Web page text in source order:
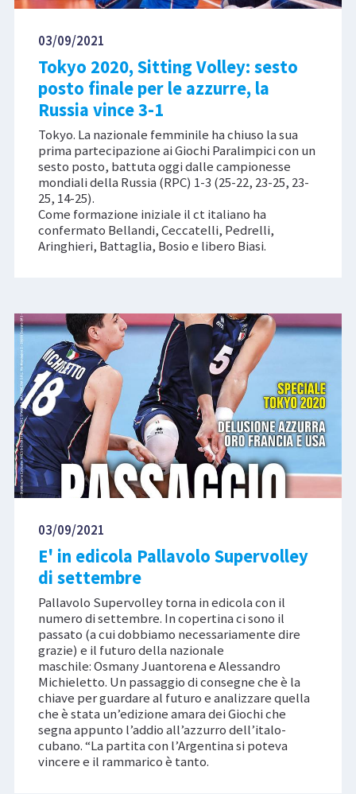
03/09/2021
Tokyo 2020, Sitting Volley: sesto
posto finale per le azzurre, la
Russia vince 3-1
Tokyo. La nazionale femminile ha chiuso la sua
prima partecipazione ai Giochi Paralimpici con un
sesto posto, battuta oggi dalle campionesse
mondiali della Russia (RPC) 1-3 (25-22, 23-25, 23-
25, 14-25).
Come formazione iniziale il ct italiano ha
confermato Bellandi, Ceccatelli, Pedrelli,
Aringhieri, Battaglia, Bosio e libero Biasi.
03/09/2021
E' in edicola Pallavolo Supervolley
di settembre
Pallavolo Supervolley torna in edicola con il
numero di settembre. In copertina ci sono il
passato (a cui dobbiamo necessariamente dire
grazie) e il futuro della nazionale
maschile: Osmany Juantorena e Alessandro
Michieletto. Un passaggio di consegne che è la
chiave per guardare al futuro e analizzare quella
che è stata un’edizione amara dei Giochi che
segna appunto l’addio all’azzurro dell’italo-
cubano. “La partita con l’Argentina si poteva
vincere e il rammarico è tanto.